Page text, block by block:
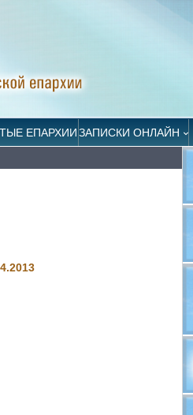
ЕПАРХИИЗАПИСКИ ОНЛАЙН